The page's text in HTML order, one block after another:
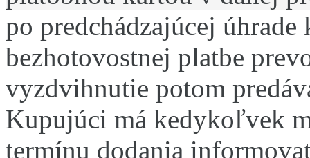
po predchádzajúcej
bezhotovostnej platbe
vyzdvihnutie potom
Kupujúci má kedykoľvek
termínu dodania